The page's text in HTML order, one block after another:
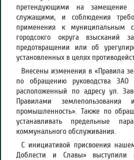
претендующими на замещение
служащими, и соблюдения
применения к муниципальным
городсокго округа взысканий
предотвращении или об
установленных в целях
Внесены изменения в «Правила
по обращению руководства ЗАО
расположенный по адресу ул.
Правилами
промышленность». Также по
устанавливать предельные
коммунального обслуживания.
С инициативой присвоения
Доблести и Славы» выступили